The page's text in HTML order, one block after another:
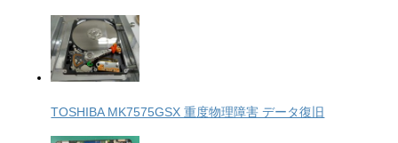
TOSHIBA MK7575GSX 重度物理障害 データ復旧